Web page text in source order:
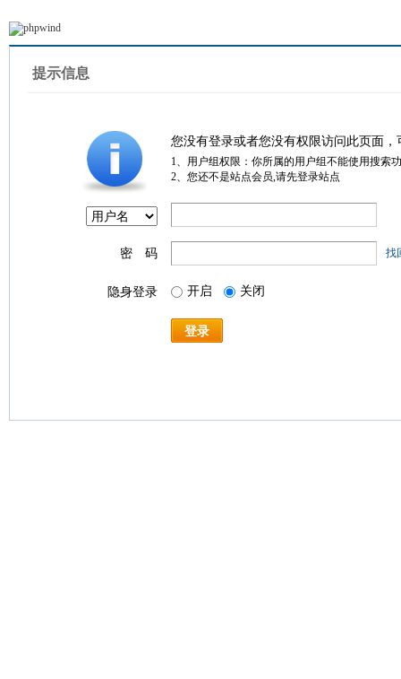
提示信息
您没有登录或者您没有权限访问此页面
1、用户组权限：你所属的用户组不能使用搜索
2、您还不是站点会员,请先登录站点
密 码 找
隐身登录 开启 关闭
登录